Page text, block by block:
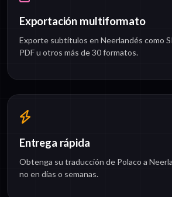
Exportación multiformato
Exporte subtítulos en Neerlandés como
PDF u otros más de 30 formatos.
Entrega rápida
Obtenga su traducción de Polaco a
no en días o semanas.